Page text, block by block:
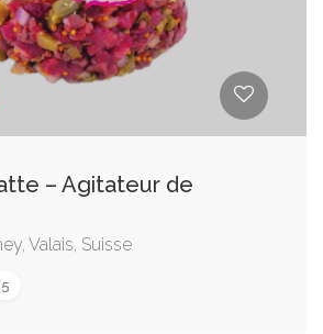
– Agitateur de
Valais, Suisse